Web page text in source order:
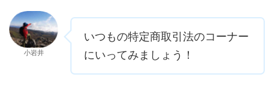
小岩井
いつもの特定商取引法のコーナー
にいってみましょう！